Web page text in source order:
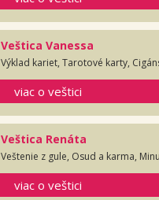
Veštica Vanessa
Výklad kariet, Tarotové karty,
viac o veštici
Veštica Renáta
Veštenie z gule, Osud a karma,
viac o veštici